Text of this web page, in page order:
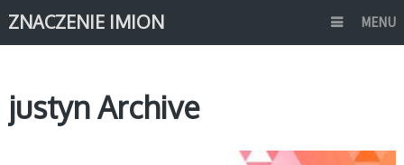
ZNACZENIE IMION MENU
justyn Archive